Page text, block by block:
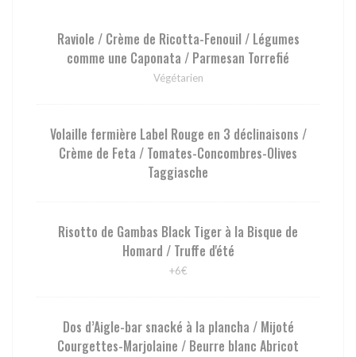
Raviole / Crème de Ricotta-Fenouil / Légumes
comme une Caponata / Parmesan Torrefié
Végétarien
Volaille fermière Label Rouge en 3 déclinaisons /
Crème de Feta / Tomates-Concombres-Olives
Taggiasche
Risotto de Gambas Black Tiger à la Bisque de
Homard / Truffe d'été
+6€
Dos d’Aigle-bar snacké à la plancha / Mijoté
Courgettes-Marjolaine / Beurre blanc Abricot